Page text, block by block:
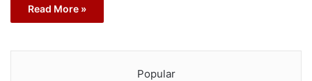
Read More »
Popular